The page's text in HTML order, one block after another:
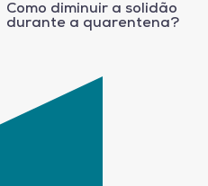
Como diminuir a solidão
durante a quarentena?